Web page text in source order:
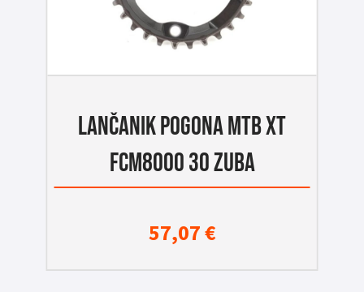
LANČANIK POGONA MTB XT
FCM8000 30 ZUBA
57,07€